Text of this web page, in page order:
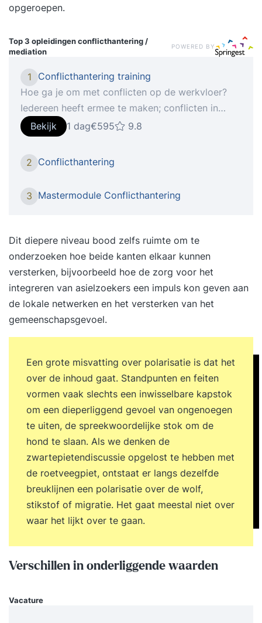
opgeroepen.
Top 3 opleidingenconflicthantering /
mediation
POWERED BY
1
Conflicthantering training
Hoe ga je om met conflicten op de werkvloer?
Iedereen heeft ermee te maken; conflicten in
organisaties zijn onvermijdelijk. Goede
conflicthantering is daarom heel belangrijk. Hoe
benut je conflicten en hoe kun je conflicten
constructief ombuigen naar dialoog en
leer jij (of jouw hele team) beter omgaan met
en oplossingsgericht om te gaan met conflicten.
Wanneer is de training Conflicthantering een
goed idee? De training is zeer geschikt als één of
meer van onderstaande situaties herkenbaar is.
Je zit niet altijd op één lijn zit met je collega’s en
vindt het moeilijk om dat bespreekbaar te maken.
Je merkt dat conflicten in je team snel escaleren
oplossing te vinden. Je merkt dat je conflicten
vermijdt en je werkplezier er onder lijdt. De
energie van jouw team gaat veel naar 'gedoe en
irritaties', wat ten koste gaat van onder andere
de sfeer en productiviteit. Je bent simpelweg
benieuwd naar manieren om goed met conflicten
om te gaan. Resultaten na de training
Conflicthantering Ons doel is om je tijdens de
training de kennis en handvatten te geven die
ervoor zorgen dat jij en je team minder snel in
conflicten terechtkomen en ze zelfstandig op
Je bent je bewust van jouw eigen voorkeursstijl
en valkuilen van zijn. Je bent je bewust van de
Bekijk 1 dag€595 9.8
2 Conflicthantering
3 Mastermodule Conflicthantering
Dit diepere niveau bood zelfs ruimte om te
onderzoeken hoe beide kanten elkaar kunnen
versterken, bijvoorbeeld hoe de zorg voor het
integreren van asielzoekers een impuls kon geven aan
de lokale netwerken en het versterken van het
gemeenschapsgevoel.
Een grote misvatting over polarisatie is dat het
over de inhoud gaat. Standpunten en feiten
vormen vaak slechts een inwisselbare kapstok
om een dieperliggend gevoel van ongenoegen
te uiten, de spreekwoordelijke stok om de
hond te slaan. Als we denken de
zwartepietendiscussie opgelost te hebben met
de roetveegpiet, ontstaat er langs dezelfde
breuklijnen een polarisatie over de wolf,
stikstof of migratie. Het gaat meestal niet over
waar het lijkt over te gaan.
Verschillen in onderliggende waarden
Vacature